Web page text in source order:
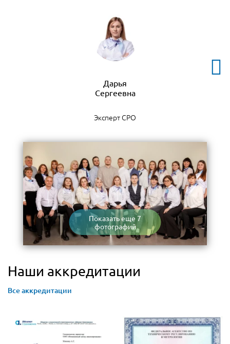
Дарья
Сергеевна
Эксперт СРО
Показать еще 7
фотографий
Наши аккредитации
Все аккредитации